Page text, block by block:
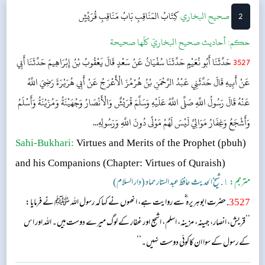
2 ‌‌صحيح البخاريكِتَابُ المَنَاقِبِبَابُ مَنَاقِبِ قُرَيْشٍ
حکم:أحاديث صحيح البخاريّ كلّها صحيحة
3527حَدَّثَنَا أَبُو نُعَيْمٍ حَدَّثَنَا سُفْيَانُ عَنْ سَعْدٍ قَالَ يَعْقُوبُ بْنُ إِبْرَاهِيمَ حَدَّثَنَا أَبِي
عَنْ أَبِيهِ قَالَ حَدَّثَنِي عَبْدُ الرَّحْمَنِ بْنُ هُرْمُزَ الْأَعْرَجُ عَنْ أَبِي هُرَيْرَةَ رَضِيَ اللَّهُ
عَنْهُ قَالَ رَسُولُ اللَّهِ صَلَّى اللَّهُ عَلَيْهِ وَسَلَّمَ قُرَيْشٌ وَالْأَنْصَارُ وَجُهَيْنَةُ وَمُزَيْنَةُ وَأَسْلَمُ
وَأَشْجَعُ وَغِفَارُ مَوَالِيَّ لَيْسَ لَهُمْ مَوْلًى دُونَ اللَّهِ وَرَسُولِهِ...
Sahi-Bukhari: Virtues and Merits of the Prophet (pbuh)
and his Companions (Chapter: Virtues of Quraish)
مترجم: ١. شیخ الحدیث حافظ عبد الستار حماد (دار السلام)
3527. حضرت ابوہریرہ ؓسے روایت ہے، انھوں نے کہا کہ رسول اللہ ﷺ نے فرمایا:
’’قریش، انصار، جہینہ، مزینہ، اسلم، اشجع اور غفار کے لوگ میرے دوست ہیں۔ اللہ اور اس
کے رسول کے سوا ان کاکوئی دوست نہیں۔‘‘